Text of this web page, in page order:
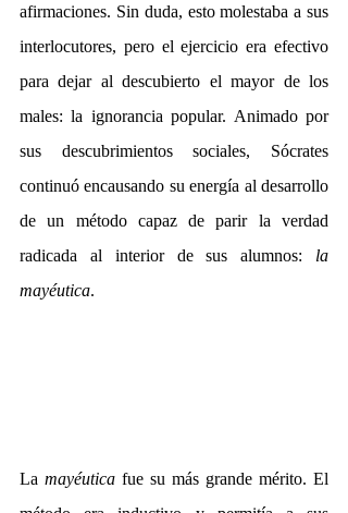
afirmaciones. Sin duda, esto molestaba a sus
interlocutores, pero el ejercicio era efectivo
para dejar al descubierto el mayor de los
males: la ignorancia popular. Animado por
sus descubrimientos sociales, Sócrates
continuó encausando su energía al desarrollo
de un método capaz de parir la verdad
radicada al interior de sus alumnos: la
mayéutica.
La mayéutica fue su más grande mérito. El